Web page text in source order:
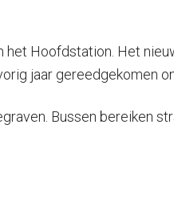
Hoofdstation. Het
jaar gereedgekomen
Bussen bereiken